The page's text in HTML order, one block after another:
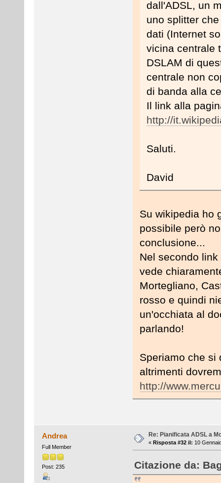
dall'ADSL, un
uno splitter
dati (Internet
vicina centrale
DSLAM di
centrale non
di banda alla
Il link alla
http://
Saluti.
David
Su wikipedia ho
possibile però
conclusione...
Nel secondo
vede
Mortegliano,
rosso e quindi
un'occhiata al
parlando!
Speriamo che si
altrimenti
http://
Andrea
Full Member
Post: 235
Re: Pianificata ADSL a
« Risposta #32 il: 10
Citazione da: